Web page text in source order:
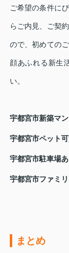
ご希望の条件に
らご内見、ご契
ので、初めての
顔あふれる新生
い。
宇都宮市新築マ
宇都宮市ペット
宇都宮市駐車場
宇都宮市ファミ
まとめ